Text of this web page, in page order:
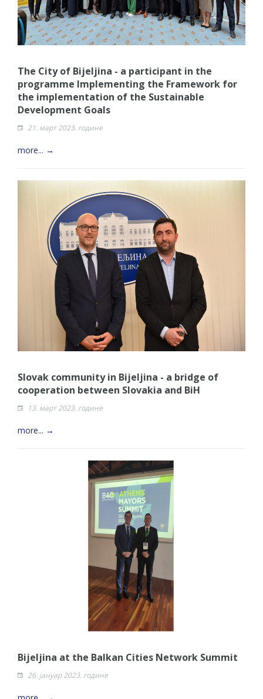
The City of Bijeljina - a participant in the
programme Implementing the Framework for
the implementation of the Sustainable
Development Goals
21. март 2023. године
more... →
Slovak community in Bijeljina - a bridge of
cooperation between Slovakia and BiH
13. март 2023. године
more... →
Bijeljina at the Balkan Cities Network Summit
26. јануар 2023. године